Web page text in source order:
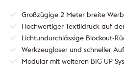
Großzügige 2 Meter breite
Hochwertiger Textildruck auf
Lichtundurchlässige Blockout-
Werkzeugloser und schneller
Modular mit weiteren BIG UP